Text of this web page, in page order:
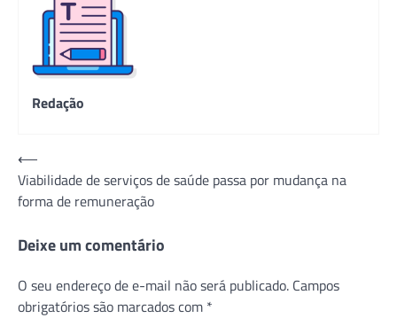
Redação
Navegação
de
Post
⟵
Viabilidade de serviços de saúde passa por mudança na
forma de remuneração
Deixe um comentário
O seu endereço de e-mail não será publicado. Campos
obrigatórios são marcados com *